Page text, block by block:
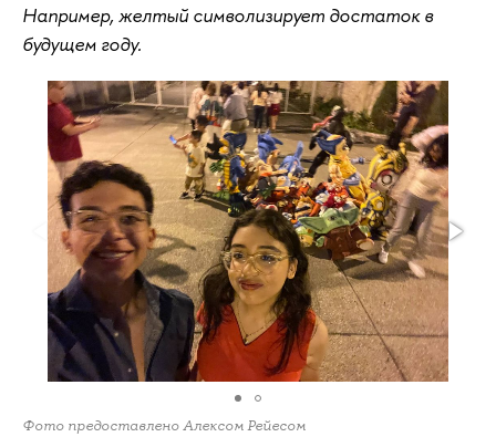
Например, желтый символизирует достаток в
будущем году.
Фото предоставлено Алексом Рейесом